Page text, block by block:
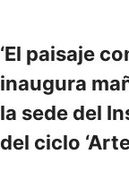
‘El paisaje
inaugura
la sede del
del ciclo